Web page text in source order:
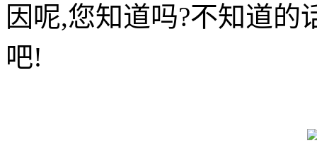
因呢,您知道吗?不知道的
吧!